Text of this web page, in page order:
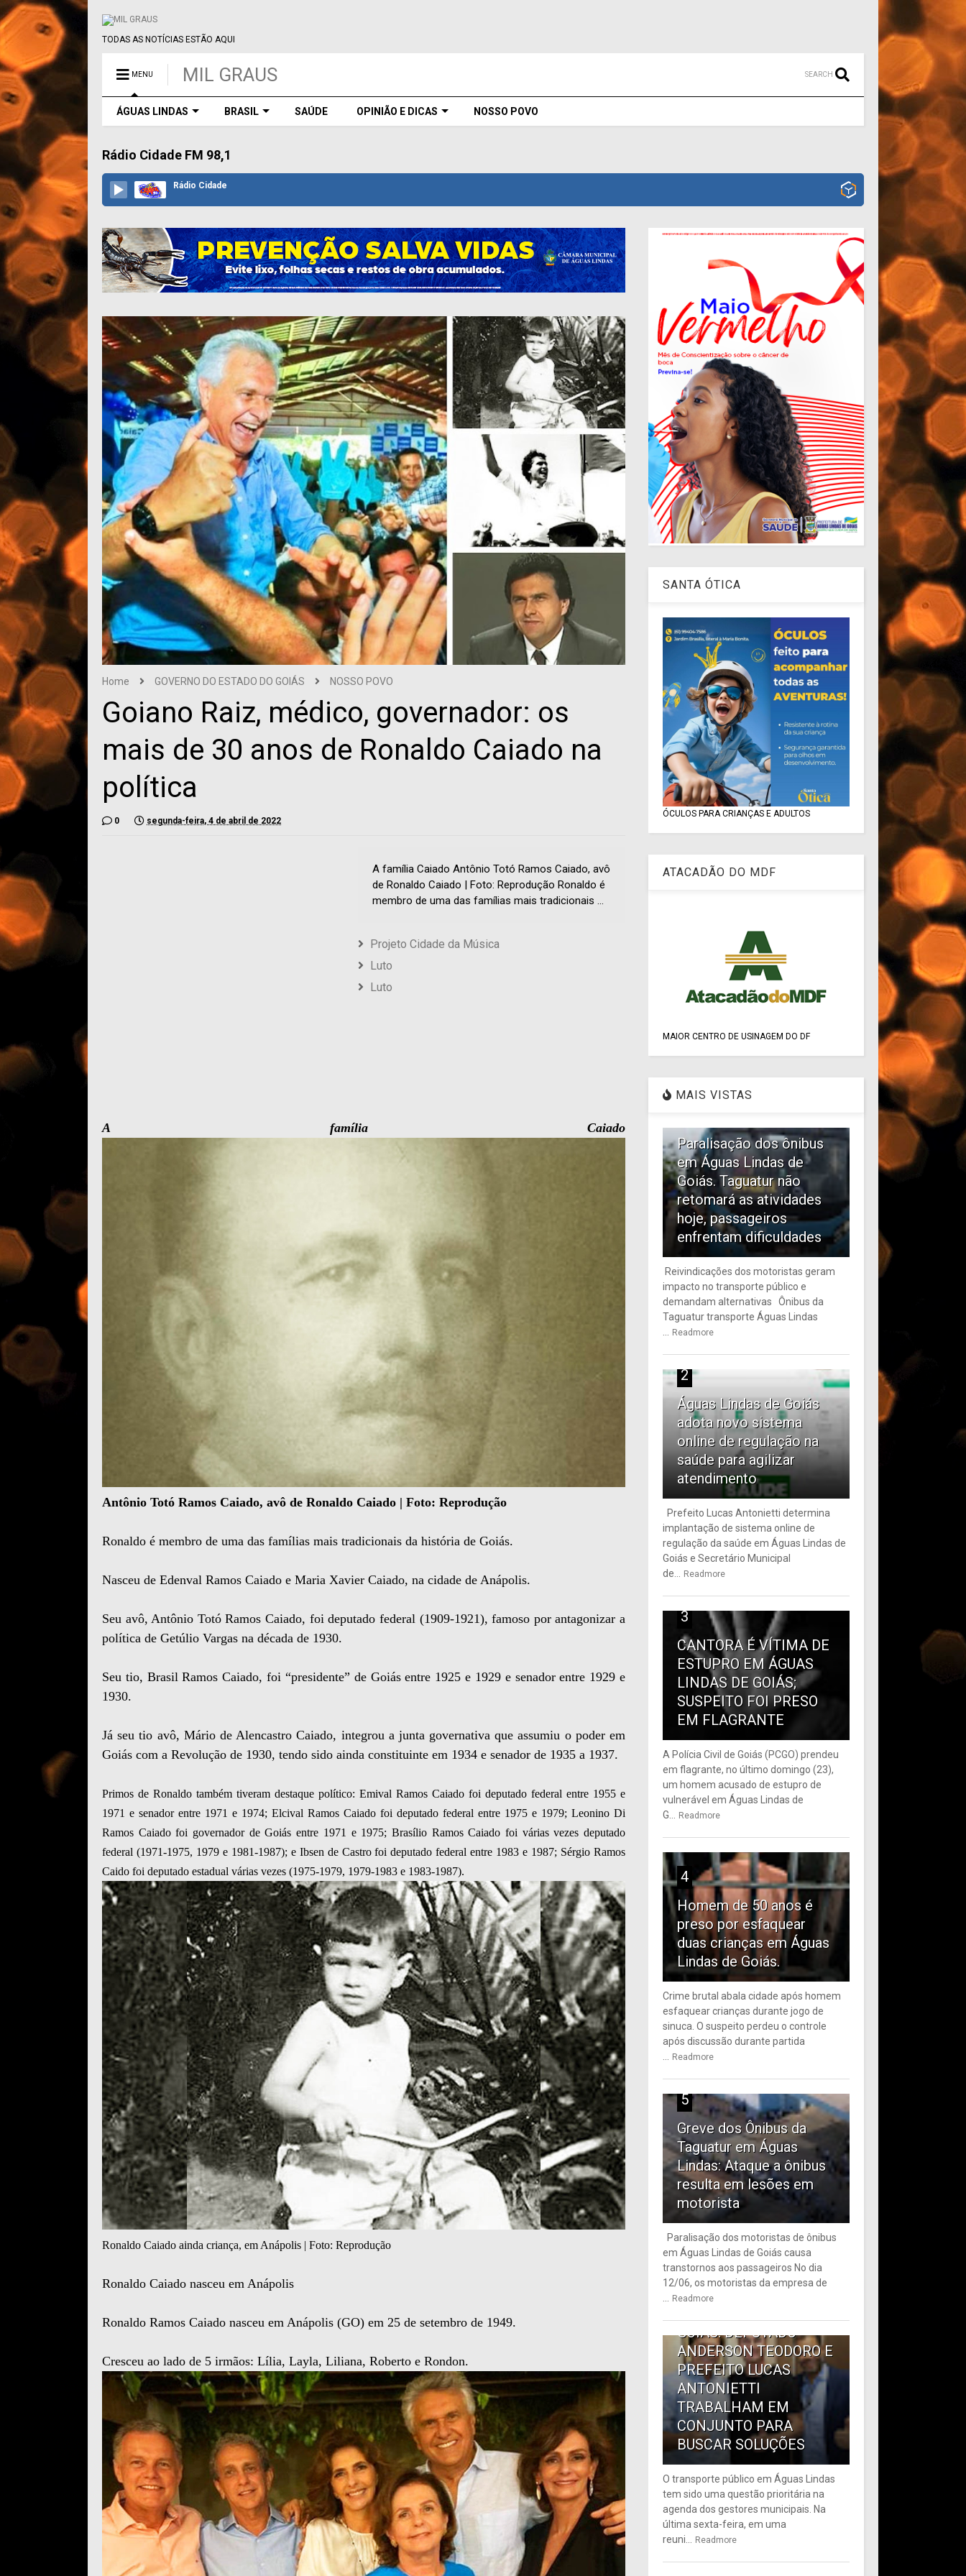
TODAS AS NOTÍCIAS ESTÃO AQUI
MENU MIL GRAUS SEARCH
ÁGUAS LINDAS BRASIL SAÚDE OPINIÃO E DICAS NOSSO POVO
Rádio Cidade FM 98,1
Rádio Cidade
Home GOVERNO DO ESTADO DO GOIÁS NOSSO POVO
Goiano Raiz, médico, governador: os
mais de 30 anos de Ronaldo Caiado na
política
0 segunda-feira, 4 de abril de 2022
A família Caiado Antônio Totó Ramos Caiado, avô
de Ronaldo Caiado | Foto: Reprodução Ronaldo é
membro de uma das famílias mais tradicionais ...
Projeto Cidade da Música
Luto
Luto
A família Caiado
Antônio Totó Ramos Caiado, avô de Ronaldo Caiado | Foto: Reprodução
Ronaldo é membro de uma das famílias mais tradicionais da história de Goiás.
Nasceu de Edenval Ramos Caiado e Maria Xavier Caiado, na cidade de Anápolis.
Seu avô, Antônio Totó Ramos Caiado, foi deputado federal (1909-1921), famoso por antagonizar a
política de Getúlio Vargas na década de 1930.
Seu tio, Brasil Ramos Caiado, foi “presidente” de Goiás entre 1925 e 1929 e senador entre 1929 e
1930.
Já seu tio avô, Mário de Alencastro Caiado, integrou a junta governativa que assumiu o poder em
Goiás com a Revolução de 1930, tendo sido ainda constituinte em 1934 e senador de 1935 a 1937.
Primos de Ronaldo também tiveram destaque político: Emival Ramos Caiado foi deputado federal entre 1955 e
1971 e senador entre 1971 e 1974; Elcival Ramos Caiado foi deputado federal entre 1975 e 1979; Leonino Di
Ramos Caiado foi governador de Goiás entre 1971 e 1975; Brasílio Ramos Caiado foi várias vezes deputado
federal (1971-1975, 1979 e 1981-1987); e Ibsen de Castro foi deputado federal entre 1983 e 1987; Sérgio Ramos
Caido foi deputado estadual várias vezes (1975-1979, 1979-1983 e 1983-1987).
Ronaldo Caiado ainda criança, em Anápolis | Foto: Reprodução
Ronaldo Caiado nasceu em Anápolis
Ronaldo Ramos Caiado nasceu em Anápolis (GO) em 25 de setembro de 1949.
Cresceu ao lado de 5 irmãos: Lília, Layla, Liliana, Roberto e Rondon.
SANTA ÓTICA
ÓCULOS PARA CRIANÇAS E ADULTOS
ATACADÃO DO MDF
MAIOR CENTRO DE USINAGEM DO DF
MAIS VISTAS
Paralisação dos ônibus
em Águas Lindas de
Goiás. Taguatur não
retomará as atividades
hoje, passageiros
enfrentam dificuldades
Reivindicações dos motoristas geram
impacto no transporte público e
demandam alternativas Ônibus da
Taguatur transporte Águas Lindas
Readmore
2
Águas Lindas de Goiás
adota novo sistema
online de regulação na
saúde para agilizar
atendimento
Prefeito Lucas Antonietti determina
implantação de sistema online de
regulação da saúde em Águas Lindas de
Goiás e Secretário Municipal
de...
Readmore
3
CANTORA É VÍTIMA DE
ESTUPRO EM ÁGUAS
LINDAS DE GOIÁS;
SUSPEITO FOI PRESO
EM FLAGRANTE
A Polícia Civil de Goiás (PCGO) prendeu
em flagrante, no último domingo (23),
um homem acusado de estupro de
vulnerável em Águas Lindas de
G...
Readmore
4
Homem de 50 anos é
preso por esfaquear
duas crianças em Águas
Lindas de Goiás.
Crime brutal abala cidade após homem
esfaquear crianças durante jogo de
sinuca. O suspeito perdeu o controle
após discussão durante partida
Readmore
5
Greve dos Ônibus da
Taguatur em Águas
Lindas: Ataque a ônibus
resulta em lesões em
motorista
Paralisação dos motoristas de ônibus
em Águas Lindas de Goiás causa
transtornos aos passageiros No dia
12/06, os motoristas da empresa de
Readmore
6
TRANSPORTE PÚBLICO
GOIÁS: DEPUTADO
ANDERSON TEODORO E
PREFEITO LUCAS
ANTONIETTI
TRABALHAM EM
CONJUNTO PARA
BUSCAR SOLUÇÕES
O transporte público em Águas Lindas
tem sido uma questão prioritária na
agenda dos gestores municipais. Na
última sexta-feira, em uma
reuni...
Readmore